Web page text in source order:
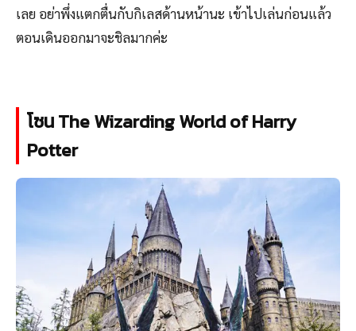
เลย อย่าพึ่งแตกตื่นกับกิเลสด้านหน้านะ เข้าไปเล่นก่อนแล้ว
ตอนเดินออกมาจะชิลมากค่ะ
โซน The Wizarding World of Harry
Potter